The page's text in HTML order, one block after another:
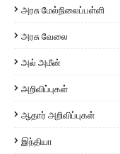
அரசு மேல்நிலைப்பள்ளி
அரசு வேலை
அல் அமீன்
அறிவிப்புகள்
ஆதார் அறிவிப்புகள்
இந்தியா